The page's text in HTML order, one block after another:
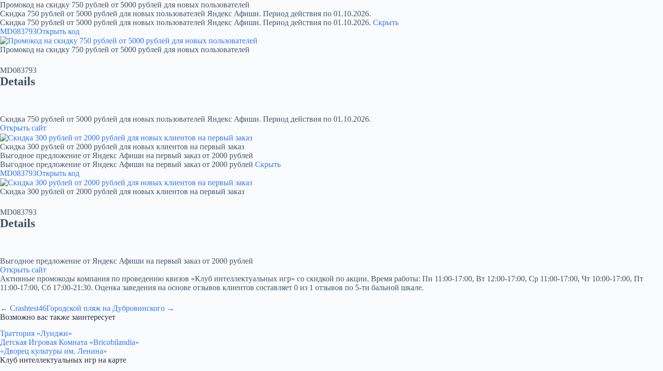
Промокод на скидку 750 рублей от 5000 рублей для новых пользователей
Скидка 750 рублей от 5000 рублей для новых пользователей Яндекс Афиши. Период действия по 01.10.2026.
Скидка 750 рублей от 5000 рублей для новых пользователей Яндекс Афиши. Период действия по 01.10.2026. Скрыть
MD083793Открыть код
Промокод на скидку 750 рублей от 5000 рублей для новых пользователей
MD083793
Details
Скидка 750 рублей от 5000 рублей для новых пользователей Яндекс Афиши. Период действия по 01.10.2026.
Открыть сайт
Скидка 300 рублей от 2000 рублей для новых клиентов на первый заказ
Выгодное предложение от Яндекс Афиши на первый заказ от 2000 рублей
Выгодное предложение от Яндекс Афиши на первый заказ от 2000 рублей Скрыть
MD083793Открыть код
Скидка 300 рублей от 2000 рублей для новых клиентов на первый заказ
MD083793
Details
Выгодное предложение от Яндекс Афиши на первый заказ от 2000 рублей
Открыть сайт
Активные промокоды компания по проведению квизов «Клуб интеллектуальных игр» со скидкой по акции. Время работы: Пн 11:00-17:00, Вт 12:00-17:00, Ср 11:00-17:00, Чт 10:00-17:00, Пт
11:00-17:00, Сб 17:00-21:30. Оценка заведения на основе отзывов клиентов составляет 0 из 1 отзывов по 5-ти бальной шкале.
← Crashtest46Городской пляж на Дубровинского →
Возможно вас также заинтересует
Траттория «Луиджи»
Детская Игровая Комната «Bricobilandia»
«Дворец культуры им. Ленина»
Клуб интеллектуальных игр на карте